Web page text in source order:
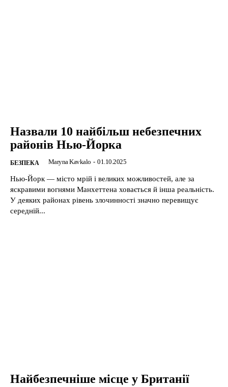
Назвали 10 найбільш небезпечних
районів Нью-Йорка
БЕЗПЕКА Maryna Kavkalo - 01.10.2025
Нью-Йорк — місто мрій і великих можливостей, але за
яскравими вогнями Манхеттена ховається й інша реальність.
У деяких районах рівень злочинності значно перевищує
середній...
Найбезпечніше місце у Британії